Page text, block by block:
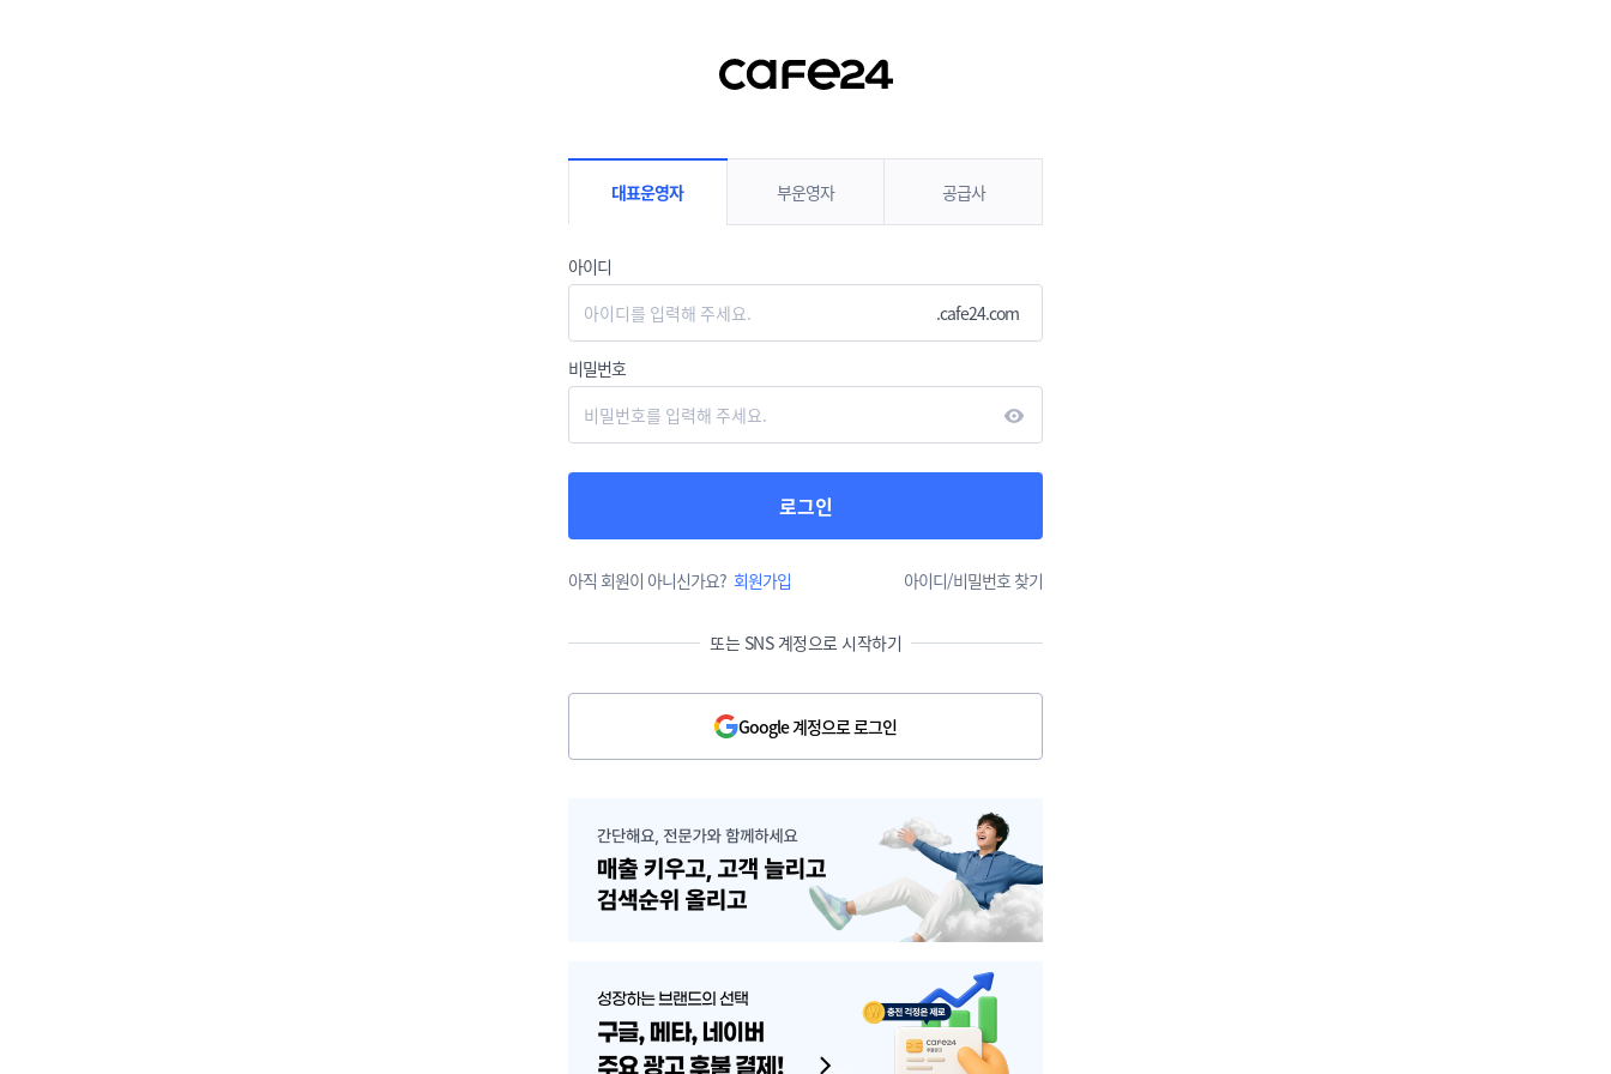
대표운영자 부운영자 공급사
아이디
.cafe24.com
비밀번호
로그인
아직 회원이 아니신가요? 회원가입 아이디/비밀번호 찾기
또는 SNS 계정으로 시작하기
Google 계정으로 로그인